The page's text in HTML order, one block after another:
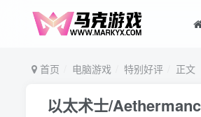
首页 电脑游戏 特别好评 正文
以太术士/